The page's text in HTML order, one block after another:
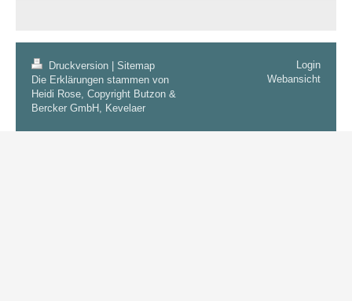
Druckversion
Sitemap
Die Erklärungen stammen von
Heidi Rose, Copyright Butzon &
Bercker GmbH, Kevelaer
Login
Webansicht